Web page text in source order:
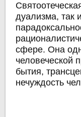
дуализма, так
сфере. Она
человеческой
бытия,
нечуждость